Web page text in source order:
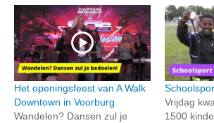
Het openingsfeest van A Walk
Downtown in Voorburg
Wandelen? Dansen zul je
Vrijdag
1500